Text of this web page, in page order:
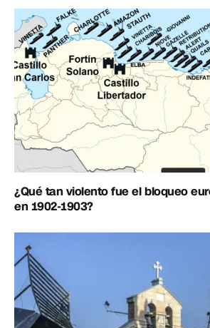
¿Qué tan violento fue el bloqueo
en 1902-1903?